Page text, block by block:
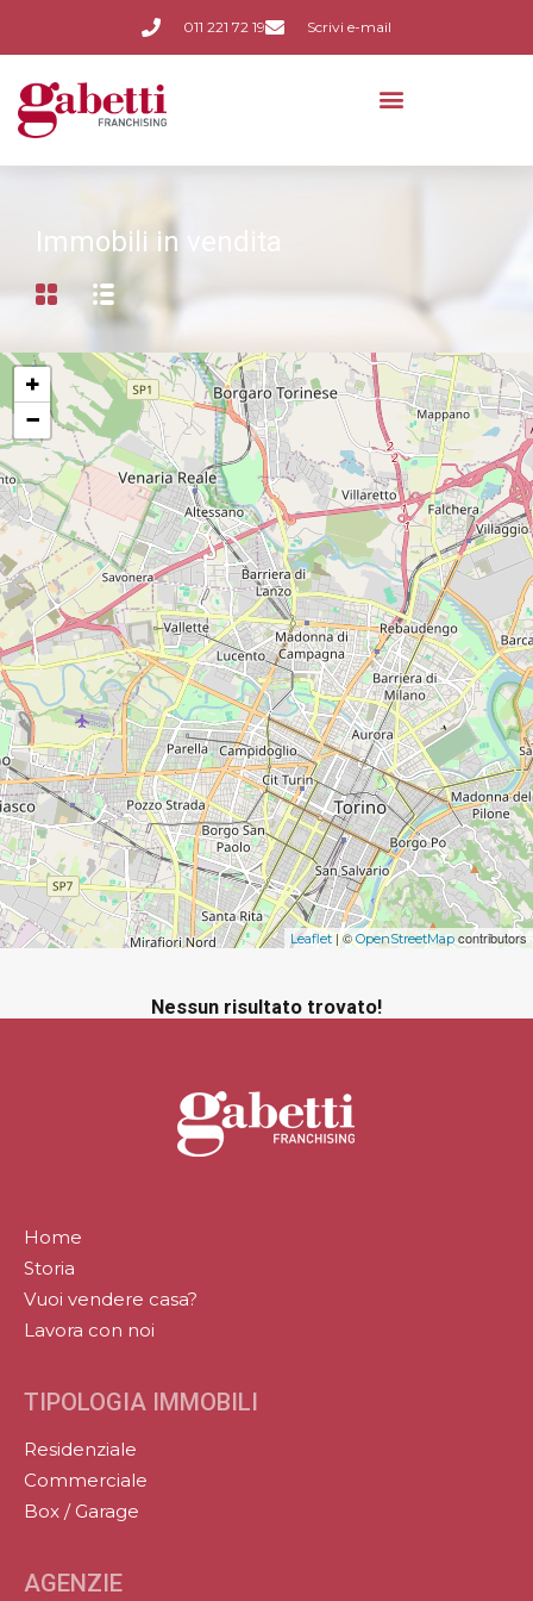
011 221 72 19 Scrivi e-mail
Immobili in vendita
+
−
Leaflet| ©OpenStreetMapcontributors
Nessun risultato trovato!
Home
Storia
Vuoi vendere casa?
Lavora con noi
TIPOLOGIA IMMOBILI
Residenziale
Commerciale
Box / Garage
AGENZIE